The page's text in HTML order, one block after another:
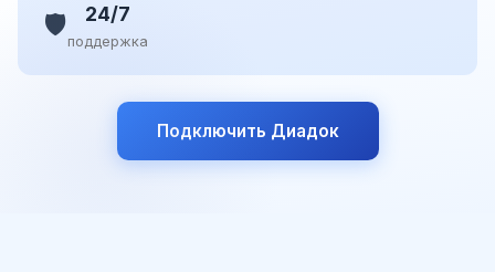
🛡️ 24/7
поддержка
Подключить Диадок